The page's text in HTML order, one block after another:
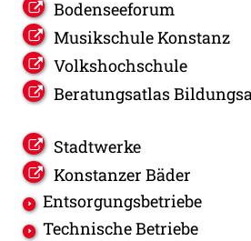
Bodenseeforum
Musikschule Konstanz
Volkshochschule
Beratungsatlas
Stadtwerke
Konstanzer Bäder
Entsorgungsbetriebe
Technische Betriebe